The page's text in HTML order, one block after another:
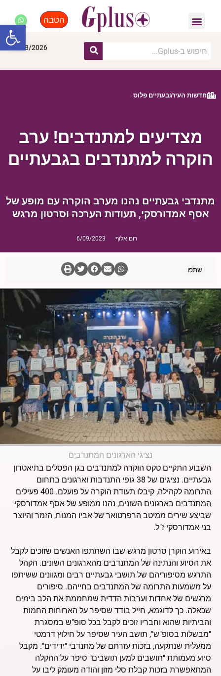
הטבה
10/08/2026
חדשות העירגבעתיים פלוס
מצדיעים למתנדבים! ערב
הוקרה למתנדבים בגבעתיים
מתנדבי גבעתיים נהנו מערב הוקרה עם מופע של
אסף אמדורסקי, תעודות הערכה וסרטון מרגש
רום אלוף 6/09/2023
שתפו
נציגי הארגונים המתנדבים
השבוע התקיים טקס הוקרה למתנדבים בגן הפסלים בתיאטרון
גבעתיים. נציגים של 38 גופי התנדבות וארגונים בתחום
התרומה לקהילה, קיבלו תעודת הוקרה על פועלם. 400 פעילים
המתנדבים בארגונים השונים, נהנו ממופע של אסף אמדורסקי
שביצע שירים ממיטב הרפרטואר של אביו המנוח, הזמר והיוצר
בני אמדורסקי ז"ל.
באירוע הוקרן סרטון מרגש שבו השתתפו האנשים שזוכים לקבל
את הסיוע והנתינה של המתנדבים מהארגונים השונים. הקהל
התרגש מסיפוריהם של תושבי גבעתיים רבים ומגוונים ששיתפו
על משמעות התרומה של המתנדבים בחייהם. סיפורים
מרגשים של אחדות וערבות הדדית שמחממת את הלב בימים
שכאלה. כך לדוגמא, חייל בודד שסיפר על הארוחות החמות
והביתיות שהוא וחבריו זוכים לקבל בכל סופ"ש במסגרת
"מבשלות בסופ"ש", תושב העיר שסיפר על חילוץ דרמטי
ממעלית שנתקעה, בזכות עזרתם של מתנדבי "ידידים". מקבל
סיוע מעמותת "תושבים למען תושבים" סיפר על ההקלה
המתאפשרת בזכות קבלת סלי מזון והודה מעומק ליבו על
פתח